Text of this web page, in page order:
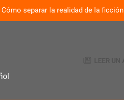
separar la realidad de la ficción
legado de la misión Venus Express
visible a simple vista cada 80 años